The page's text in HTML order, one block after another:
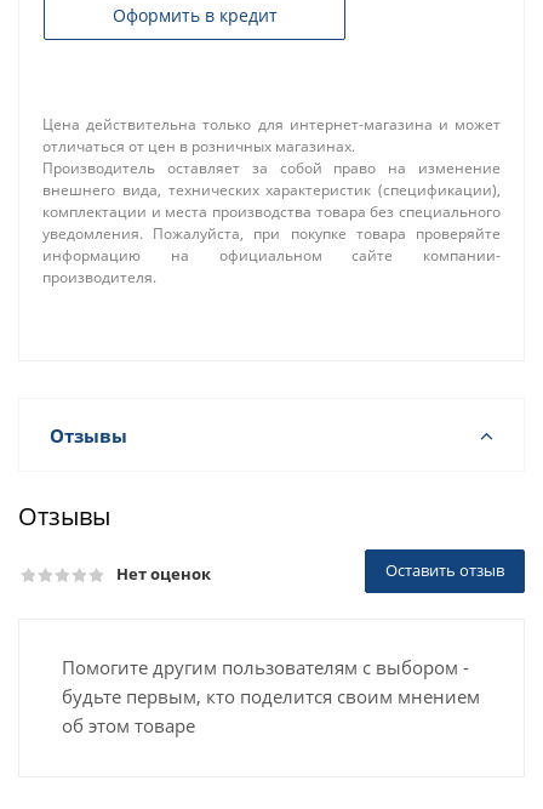
Оформить в кредит
Цена действительна только для интернет-магазина и может
отличаться от цен в розничных магазинах.
Производитель оставляет за собой право на изменение
внешнего вида, технических характеристик (спецификации),
комплектации и места производства товара без специального
уведомления. Пожалуйста, при покупке товара проверяйте
информацию на официальном сайте компании-
производителя.
Отзывы
Отзывы
Нет оценок Оставить отзыв
Помогите другим пользователям с выбором -
будьте первым, кто поделится своим мнением
об этом товаре